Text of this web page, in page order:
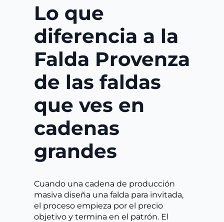
Lo que
diferencia a la
Falda Provenza
de las faldas
que ves en
cadenas
grandes
Cuando una cadena de producción
masiva diseña una falda para invitada,
el proceso empieza por el precio
objetivo y termina en el patrón. El